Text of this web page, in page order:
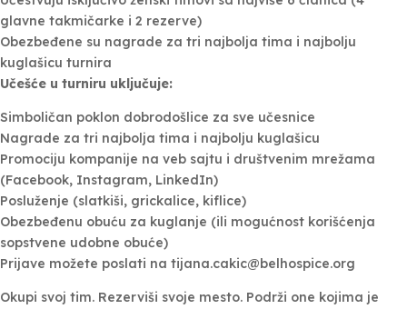
glavne takmičarke i 2 rezerve)
Obezbeđene su nagrade za tri najbolja tima i najbolju
kuglašicu turnira
Učešće u turniru uključuje:
Simboličan poklon dobrodošlice za sve učesnice
Nagrade za tri najbolja tima i najbolju kuglašicu
Promociju kompanije na veb sajtu i društvenim mrežama
(Facebook, Instagram, LinkedIn)
Posluženje (slatkiši, grickalice, kiflice)
Obezbeđenu obuću za kuglanje (ili mogućnost korišćenja
sopstvene udobne obuće)
Prijave možete poslati na tijana.cakic@belhospice.org
Okupi svoj tim. Rezerviši svoje mesto. Podrži one kojima je